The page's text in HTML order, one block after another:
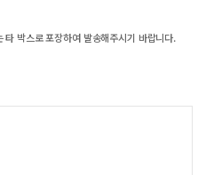
박스로 포장하여 발송해주시기 바랍니다.